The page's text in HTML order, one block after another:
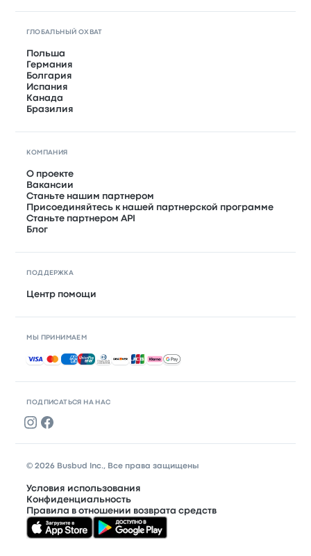
ПОДПИСАТЬСЯ НА НАС
ГЛОБАЛЬНЫЙ ОХВАТ
Польша
Германия
Болгария
Испания
Канада
Бразилия
КОМПАНИЯ
О проекте
Вакансии
Станьте нашим партнером
Присоединяйтесь к нашей партнерской программе
Станьте партнером API
Блог
ПОДДЕРЖКА
Центр помощи
МЫ ПРИНИМАЕМ
Принимаемые способы оплаты
© 2026 Busbud Inc., Все права защищены
Условия использования
Конфиденциальность
Правила в отношении возврата средств